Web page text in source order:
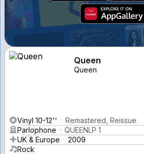
Queen
Queen
Vinyl 10-12''
Remastered, Reissue
Parlophone
QUEENLP 1
UK & Europe
2009
Rock